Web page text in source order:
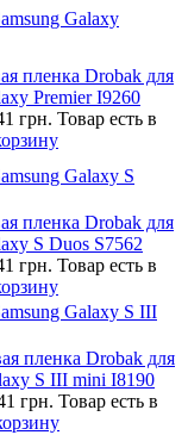
Galaxy
пленка Drobak для
Premier I9260
грн. Товар есть в
Galaxy S
пленка Drobak для
S Duos S7562
грн. Товар есть в
Galaxy S III
пленка Drobak для
S III mini I8190
грн. Товар есть в